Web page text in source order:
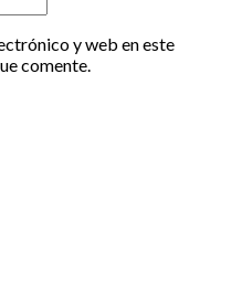
y web en este
comente.